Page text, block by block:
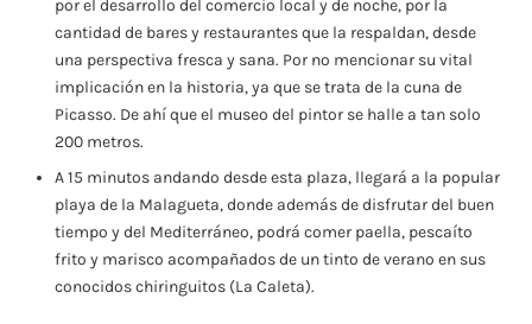
por el desarrollo del comercio local y de noche, por la
cantidad de bares y restaurantes que la respaldan, desde
una perspectiva fresca y sana. Por no mencionar su vital
implicación en la historia, ya que se trata de la cuna de
Picasso. De ahí que el museo del pintor se halle a tan solo
200 metros.
A 15 minutos andando desde esta plaza, llegará a la popular
playa de la Malagueta, donde además de disfrutar del buen
tiempo y del Mediterráneo, podrá comer paella, pescaíto
frito y marisco acompañados de un tinto de verano en sus
conocidos chiringuitos (La Caleta).